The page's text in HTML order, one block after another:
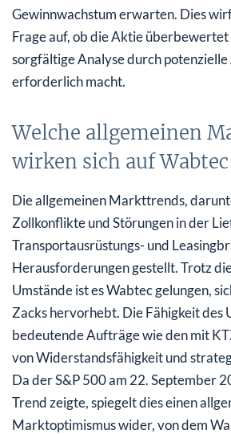
Gewinnwachstum erwarten. Dies
Frage auf, ob die Aktie überbewertet
sorgfältige Analyse durch
erforderlich macht.
Welche allgemeinen
wirken sich auf Wabtec
Die allgemeinen Markttrends,
Zollkonflikte und Störungen in der
Transportausrüstungs- und
Herausforderungen gestellt. Trotz
Umstände ist es Wabtec gelungen,
Zacks hervorhebt. Die Fähigkeit des
bedeutende Aufträge wie den mit
von Widerstandsfähigkeit und
Da der S&P 500 am 22. September
Trend zeigte, spiegelt dies einen
Marktoptimismus wider, von dem